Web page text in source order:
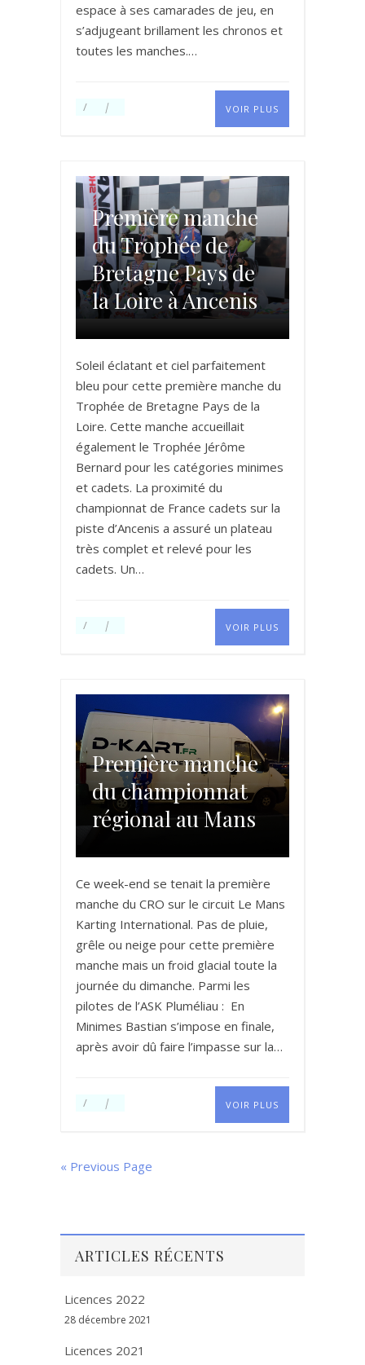
espace à ses camarades de jeu, en
s’adjugeant brillament les chronos et
toutes les manches.…
VOIR PLUS
Première manche
du Trophée de
Bretagne Pays de
la Loire à Ancenis
Soleil éclatant et ciel parfaitement
bleu pour cette première manche du
Trophée de Bretagne Pays de la
Loire. Cette manche accueillait
également le Trophée Jérôme
Bernard pour les catégories minimes
et cadets. La proximité du
championnat de France cadets sur la
piste d’Ancenis a assuré un plateau
très complet et relevé pour les
cadets. Un…
VOIR PLUS
Première manche
du championnat
régional au Mans
Ce week-end se tenait la première
manche du CRO sur le circuit Le Mans
Karting International. Pas de pluie,
grêle ou neige pour cette première
manche mais un froid glacial toute la
journée du dimanche. Parmi les
pilotes de l’ASK Pluméliau : En
Minimes Bastian s’impose en finale,
après avoir dû faire l’impasse sur la…
VOIR PLUS
« Previous Page
ARTICLES RÉCENTS
Licences 2022
28 décembre 2021
Licences 2021